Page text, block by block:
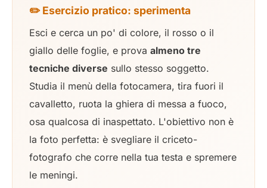
✏️ Esercizio pratico: sperimenta
Esci e cerca un po' di colore, il rosso o il
giallo delle foglie, e prova almeno tre
tecniche diverse sullo stesso soggetto.
Studia il menù della fotocamera, tira fuori il
cavalletto, ruota la ghiera di messa a fuoco,
osa qualcosa di inaspettato. L'obiettivo non è
la foto perfetta: è svegliare il criceto-
fotografo che corre nella tua testa e spremere
le meningi.